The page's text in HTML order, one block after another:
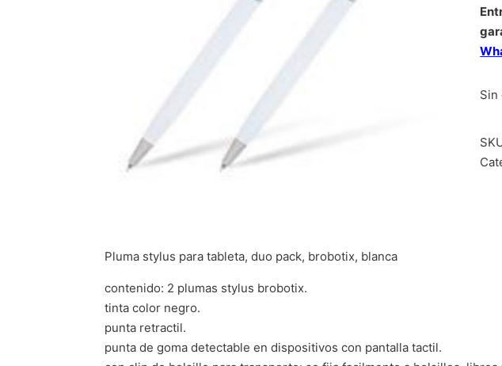
Sin
Pluma stylus para tableta, duo pack, brobotix, blanca
contenido: 2 plumas stylus brobotix.
tinta color negro.
punta retractil.
punta de goma detectable en dispositivos con pantalla tactil.